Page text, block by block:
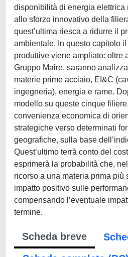
disponibilità di energia elettrica
allo sforzo innovativo della
quest’ultima riesca a ridurre il
ambientale. In questo capitolo
produttive viene ampliato: oltre
Gruppo Maire, saranno
materie prime acciaio, EI&C
ingegneria), energia e rame.
modello su queste cinque
convenienza economica di
strategiche verso determinati
geografiche, sulla base
Quest’ultimo terrà conto del
esprimerà la probabilità che,
ricorso a una materia prima più
impatto positivo sulle
compensando l’eventuale
termine.
Scheda breve